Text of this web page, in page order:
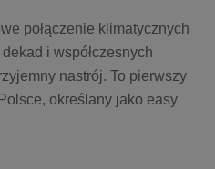
połączenie klimatycznych
i współczesnych
nastrój. To pierwszy
określany jako easy